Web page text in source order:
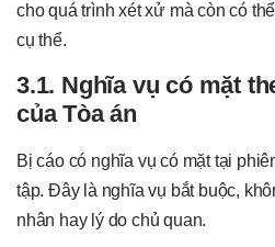
cho quá trình xét xử mà còn có
cụ thể.
3.1. Nghĩa vụ có mặt
của Tòa án
Bị cáo có nghĩa vụ có mặt tại
tập. Đây là nghĩa vụ bắt buộc,
nhân hay lý do chủ quan.